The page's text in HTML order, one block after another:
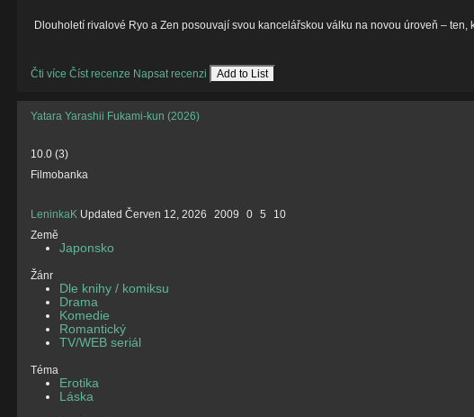
Dlouholetí rivalové Ryo a Zen posouvají svou kancelářskou válku na novou úroveň –
Čti více Číst recenze Napsat recenzi Add to List
Yatara Yarashii Fukami-kun (2026)
10.0(3)
Filmobanka
LeninkaK Updated Červen 12, 2026 2009 0 5
10
Země
Japonsko
Žánr
Dle knihy / komiksu
Drama
Komedie
Romantický
TV/WEB seriál
Téma
Erotika
Láska